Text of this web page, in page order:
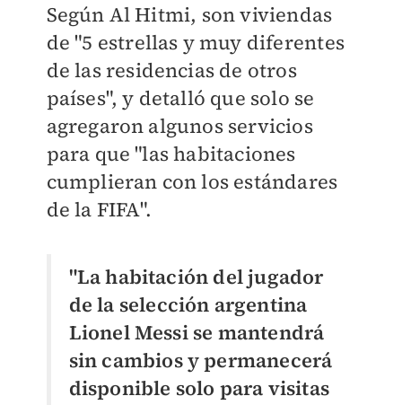
Según Al Hitmi, son viviendas
de "5 estrellas y muy diferentes
de las residencias de otros
países", y detalló que solo se
agregaron algunos servicios
para que "las habitaciones
cumplieran con los estándares
de la FIFA".
"La habitación del jugador
de la selección argentina
Lionel Messi se mantendrá
sin cambios y permanecerá
disponible solo para visitas